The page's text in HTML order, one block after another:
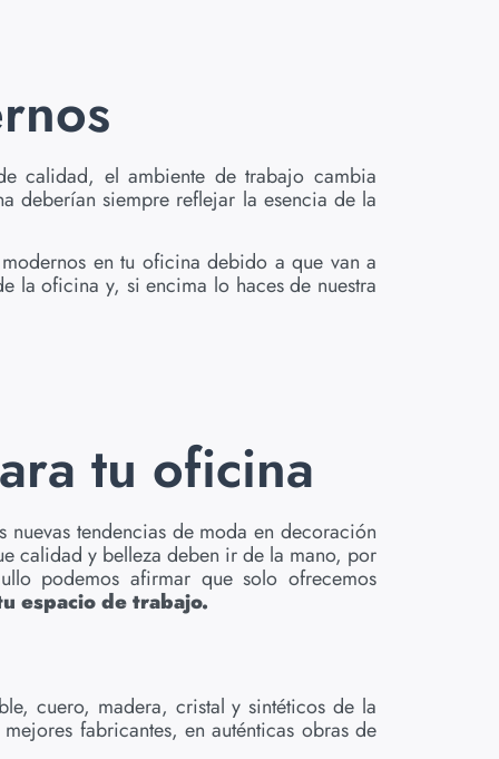
calidad, el ambiente de trabajo cambia
deberían siempre reflejar la esencia de la
en tu oficina debido a que van a
la oficina y, si encima lo haces de nuestra
tu oficina
tendencias de moda en decoración
calidad y belleza deben ir de la mano, por
podemos afirmar que solo ofrecemos
espacio de trabajo.
cuero, madera, cristal y sintéticos de la
fabricantes, en auténticas obras de